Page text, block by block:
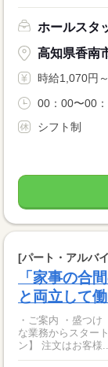
ホールスタ
高知県香南
時給1,070円
00：00〜00
シフト制
[パート・アルバ
「家事の合
と両立して
・ご案内 ・盛つ
な業務からスタート！ 【セルフオーダー導入なので接客
ン】 注文はお客様...